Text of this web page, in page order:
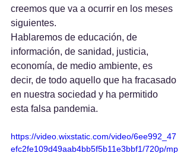
creemos que va a ocurrir en los meses
siguientes.
Hablaremos de educación, de
información, de sanidad, justicia,
economía, de medio ambiente, es
decir, de todo aquello que ha fracasado
en nuestra sociedad y ha permitido
esta falsa pandemia.
https://video.wixstatic.com/video/6ee992_47
efc2fe109d49aab4bb5f5b11e3bbf1/720p/mp